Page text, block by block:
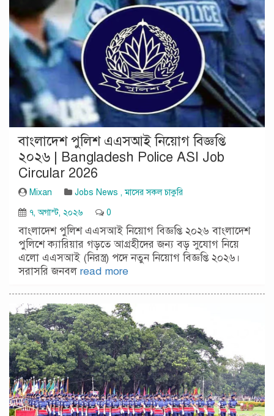
বাংলাদেশ পুলিশ এএসআই নিয়োগ বিজ্ঞপ্তি
২০২৬ | Bangladesh Police ASI Job
Circular 2026
Mixan Jobs News ,মাসের সকল চাকুরি
৭, অগাস্ট, ২০২৬
0
বাংলাদেশ পুলিশ এএসআই নিয়োগ বিজ্ঞপ্তি ২০২৬ বাংলাদেশ
পুলিশে ক্যারিয়ার গড়তে আগ্রহীদের জন্য বড় সুযোগ নিয়ে
এলো এএসআই (নিরস্ত্র) পদে নতুন নিয়োগ বিজ্ঞপ্তি ২০২৬।
সরাসরি জনবল read more